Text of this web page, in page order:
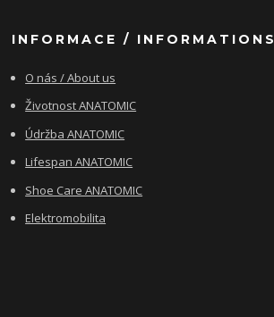
INFORMACE / INFORMATIONS
O nás / About us
Životnost ANATOMIC
Údržba ANATOMIC
Lifespan ANATOMIC
Shoe Care ANATOMIC
Elektromobilita